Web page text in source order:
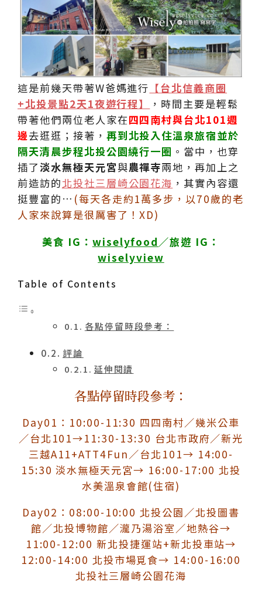
這是前幾天帶著W爸媽進行 【台北信義商圈
+北投景點2天1夜遊行程】
，時間主要是輕鬆
帶著他們兩位老人家在四四南村與台北101週
邊去逛逛；接著， 再到北投入住溫泉旅宿並於
隔天清晨步程北投公園繞行一圈 。當中，也穿
插了淡水無極天元宮與農禪寺兩地，再加上之
前造訪的北投社三層崎公園花海 ，其實內容還
挺豐富的… (每天各走約1萬多步，以70歲的老
人家來說算是很厲害了！XD)
美食 IG： wiselyfood ／旅遊 IG：
wiselyview
Table of Contents
各點停留時段參考：
評論
延伸閱讀
各點停留時段參考：
Day01：10:00-11:30 四四南村／幾米公車
／台北101→11:30-13:30 台北市政府／新光
三越A11+ATT4Fun／台北101→ 14:00-
15:30 淡水無極天元宮→ 16:00-17:00 北投
水美溫泉會館(住宿)
Day02：08:00-10:00 北投公園／北投圖書
館／北投博物館／瀧乃湯浴室／地熱谷→
11:00-12:00 新北投捷運站+新北投車站→
12:00-14:00 北投市場覓食→ 14:00-16:00
北投社三層崎公園花海